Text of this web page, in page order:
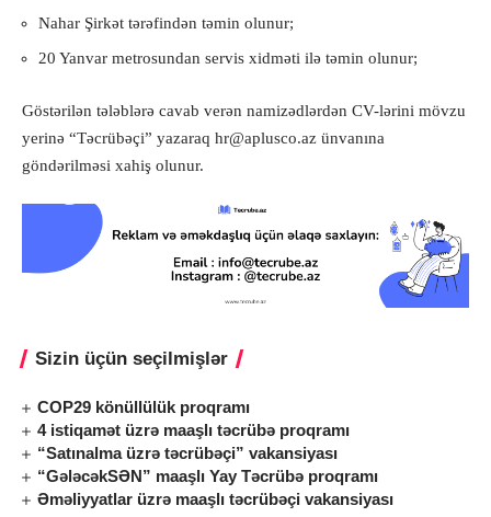
Nahar Şirkət tərəfindən təmin olunur;
20 Yanvar metrosundan servis xidməti ilə təmin olunur;
Göstərilən tələblərə cavab verən namizədlərdən CV-lərini mövzu
yerinə “Təcrübəçi” yazaraq hr@aplusco.az ünvanına
göndərilməsi xahiş olunur.
Sizin üçün seçilmişlər
COP29 könüllülük proqramı
4 istiqamət üzrə maaşlı təcrübə proqramı
“Satınalma üzrə təcrübəçi” vakansiyası
“GələcəkSƏN” maaşlı Yay Təcrübə proqramı
Əməliyyatlar üzrə maaşlı təcrübəçi vakansiyası